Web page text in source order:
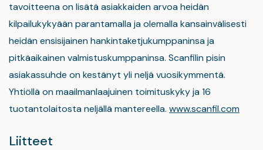
tavoitteena on lisätä asiakkaiden arvoa heidän
kilpailukykyään parantamalla ja olemalla kansainvälisesti
heidän ensisijainen hankintaketjukumppaninsa ja
pitkäaikainen valmistuskumppaninsa. Scanfilin pisin
asiakassuhde on kestänyt yli neljä vuosikymmentä.
Yhtiöllä on maailmanlaajuinen toimituskyky ja 16
tuotantolaitosta neljällä mantereella. www.scanfil.com
Liitteet